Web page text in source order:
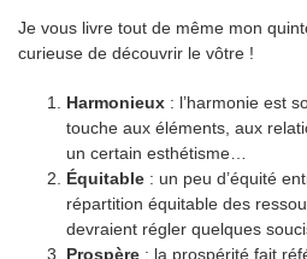
Je vous livre tout de même mon
curieuse de découvrir le vôtre !
Harmonieux : l’harmonie est
touche aux éléments, aux
un certain esthétisme…
Équitable : un peu d’équité
répartition équitable des
devraient régler quelques
Prospère : la prospérité fait